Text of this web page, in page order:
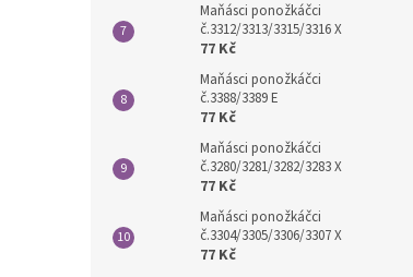
Maňásci ponožkáčci
č.3312/3313/3315/3316 X
77 Kč
Maňásci ponožkáčci
č.3388/3389 E
77 Kč
Maňásci ponožkáčci
č.3280/3281/3282/3283 X
77 Kč
Maňásci ponožkáčci
č.3304/3305/3306/3307 X
77 Kč